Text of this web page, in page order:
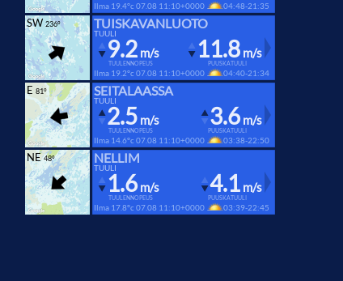
Ilma 19.4°c 07.08 11:10+0000 04:48-21:35
SW 236° TUISKAVANLUOTO
TUULI
TUULENNOPEUS
9.2 m/s
PUUSKATUULI
11.8 m/s
Ilma 19.2°c 07.08 11:10+0000 04:40-21:34
E 81° SEITALAASSA
TUULI
TUULENNOPEUS
2.5 m/s
PUUSKATUULI
3.6 m/s
Ilma 14.6°c 07.08 11:10+0000 03:38-22:50
NE48° NELLIM
TUULI
TUULENNOPEUS
1.6 m/s
PUUSKATUULI
4.1 m/s
Ilma 17.8°c 07.08 11:10+0000 03:39-22:45